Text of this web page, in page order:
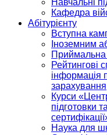
Навчальні
Кафедра
Абітурієнту
Вступна
Іноземним
Приймальна
Рейтингові
інформація
зарахування
Курси
підготовки
Наука для